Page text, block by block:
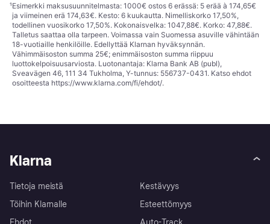
¹Esimerkki maksusuunnitelmasta: 1000€ ostos 6 erässä: 5 erää à 174,65€
ja viimeinen erä 174,63€. Kesto: 6 kuukautta. Nimelliskorko 17,50%,
todellinen vuosikorko 17,50%. Kokonaisvelka: 1047,88€. Korko: 47,88€.
Talletus saattaa olla tarpeen. Voimassa vain Suomessa asuville vähintään
18-vuotiaille henkilöille. Edellyttää Klarnan hyväksynnän.
Vähimmäisoston summa 25€; enimmäisoston summa riippuu
luottokelpoisuusarviosta. Luotonantaja: Klarna Bank AB (publ),
Sveavägen 46, 111 34 Tukholma, Y-tunnus: 556737-0431. Katso ehdot
osoitteesta https://www.klarna.com/fi/ehdot/.
Klarna
Tietoja meistä
Töihin Klarnalle
Kestävyys
Esteettömyys